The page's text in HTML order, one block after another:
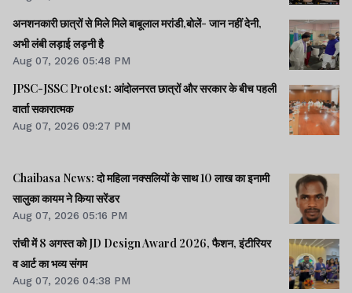
अनशनकारी छात्रों से मिले मिले बाबूलाल मरांडी,बोलें- जान नहीं देनी,
अभी लंबी लड़ाई लड़नी है
Aug 07, 2026 05:48 PM
JPSC-JSSC Protest: आंदोलनरत छात्रों और सरकार के बीच पहली
वार्ता सकारात्मक
Aug 07, 2026 09:27 PM
Chaibasa News: दो महिला नक्सलियों के साथ 10 लाख का इनामी
सालुका कायम ने किया सरेंडर
Aug 07, 2026 05:16 PM
रांची में 8 अगस्त को JD Design Award 2026, फैशन, इंटीरियर
व आर्ट का भव्य संगम
Aug 07, 2026 04:38 PM